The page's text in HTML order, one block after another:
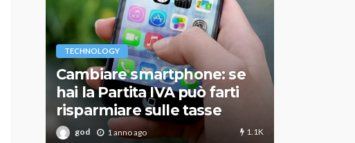
TECHNOLOGY
Cambiare smartphone: se
hai la Partita IVA può farti
risparmiare sulle tasse
god 1 anno ago 1.1K